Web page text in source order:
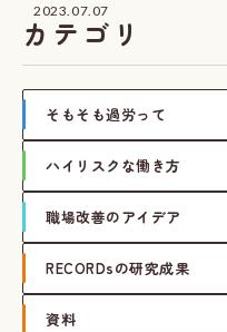
2023.07.07
カテゴリ
そもそも過労って
ハイリスクな働き方
職場改善のアイデア
RECORDsの研究成果
資料